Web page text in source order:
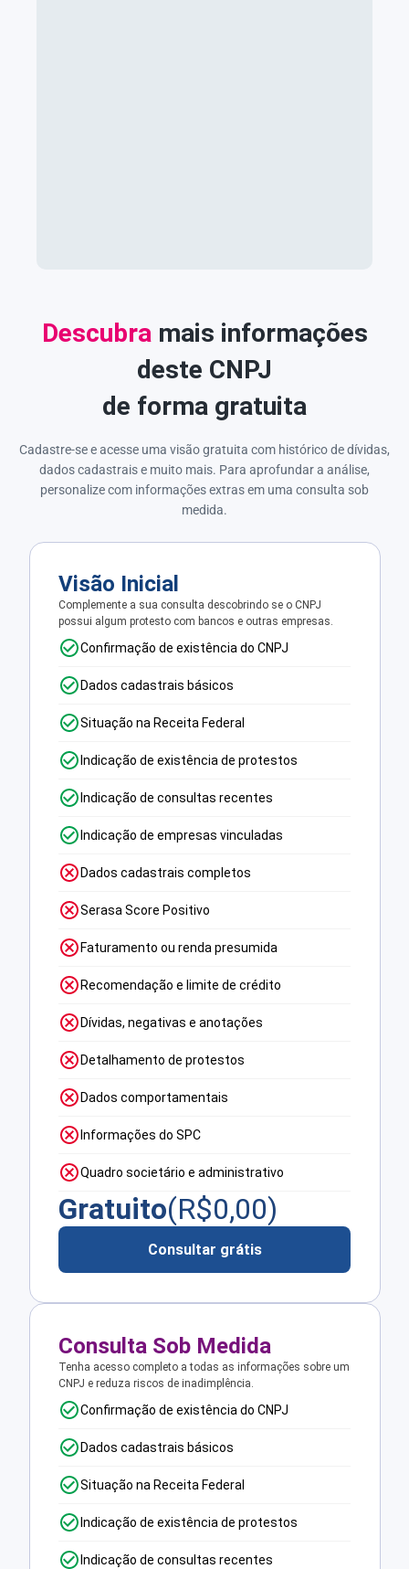
Descubra mais informações
deste CNPJ
de forma gratuita
Cadastre-se e acesse uma visão gratuita com histórico de dívidas,
dados cadastrais e muito mais. Para aprofundar a análise,
personalize com informações extras em uma consulta sob
medida.
Visão Inicial
Complemente a sua consulta descobrindo se o CNPJ
possui algum protesto com bancos e outras empresas.
Confirmação de existência do CNPJ
Dados cadastrais básicos
Situação na Receita Federal
Indicação de existência de protestos
Indicação de consultas recentes
Indicação de empresas vinculadas
Dados cadastrais completos
Serasa Score Positivo
Faturamento ou renda presumida
Recomendação e limite de crédito
Dívidas, negativas e anotações
Detalhamento de protestos
Dados comportamentais
Informações do SPC
Quadro societário e administrativo
Gratuito(R$0,00)
Consultar grátis
Consulta Sob Medida
Tenha acesso completo a todas as informações sobre um
CNPJ e reduza riscos de inadimplência.
Confirmação de existência do CNPJ
Dados cadastrais básicos
Situação na Receita Federal
Indicação de existência de protestos
Indicação de consultas recentes